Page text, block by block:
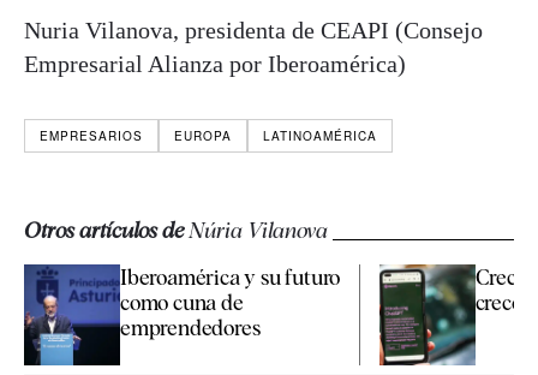
Nuria Vilanova, presidenta de CEAPI (Consejo
Empresarial Alianza por Iberoamérica)
EMPRESARIOS EUROPA LATINOAMÉRICA
Otros artículos deNúria Vilanova
Iberoamérica y su futuro
como cuna de
emprendedores
crecer